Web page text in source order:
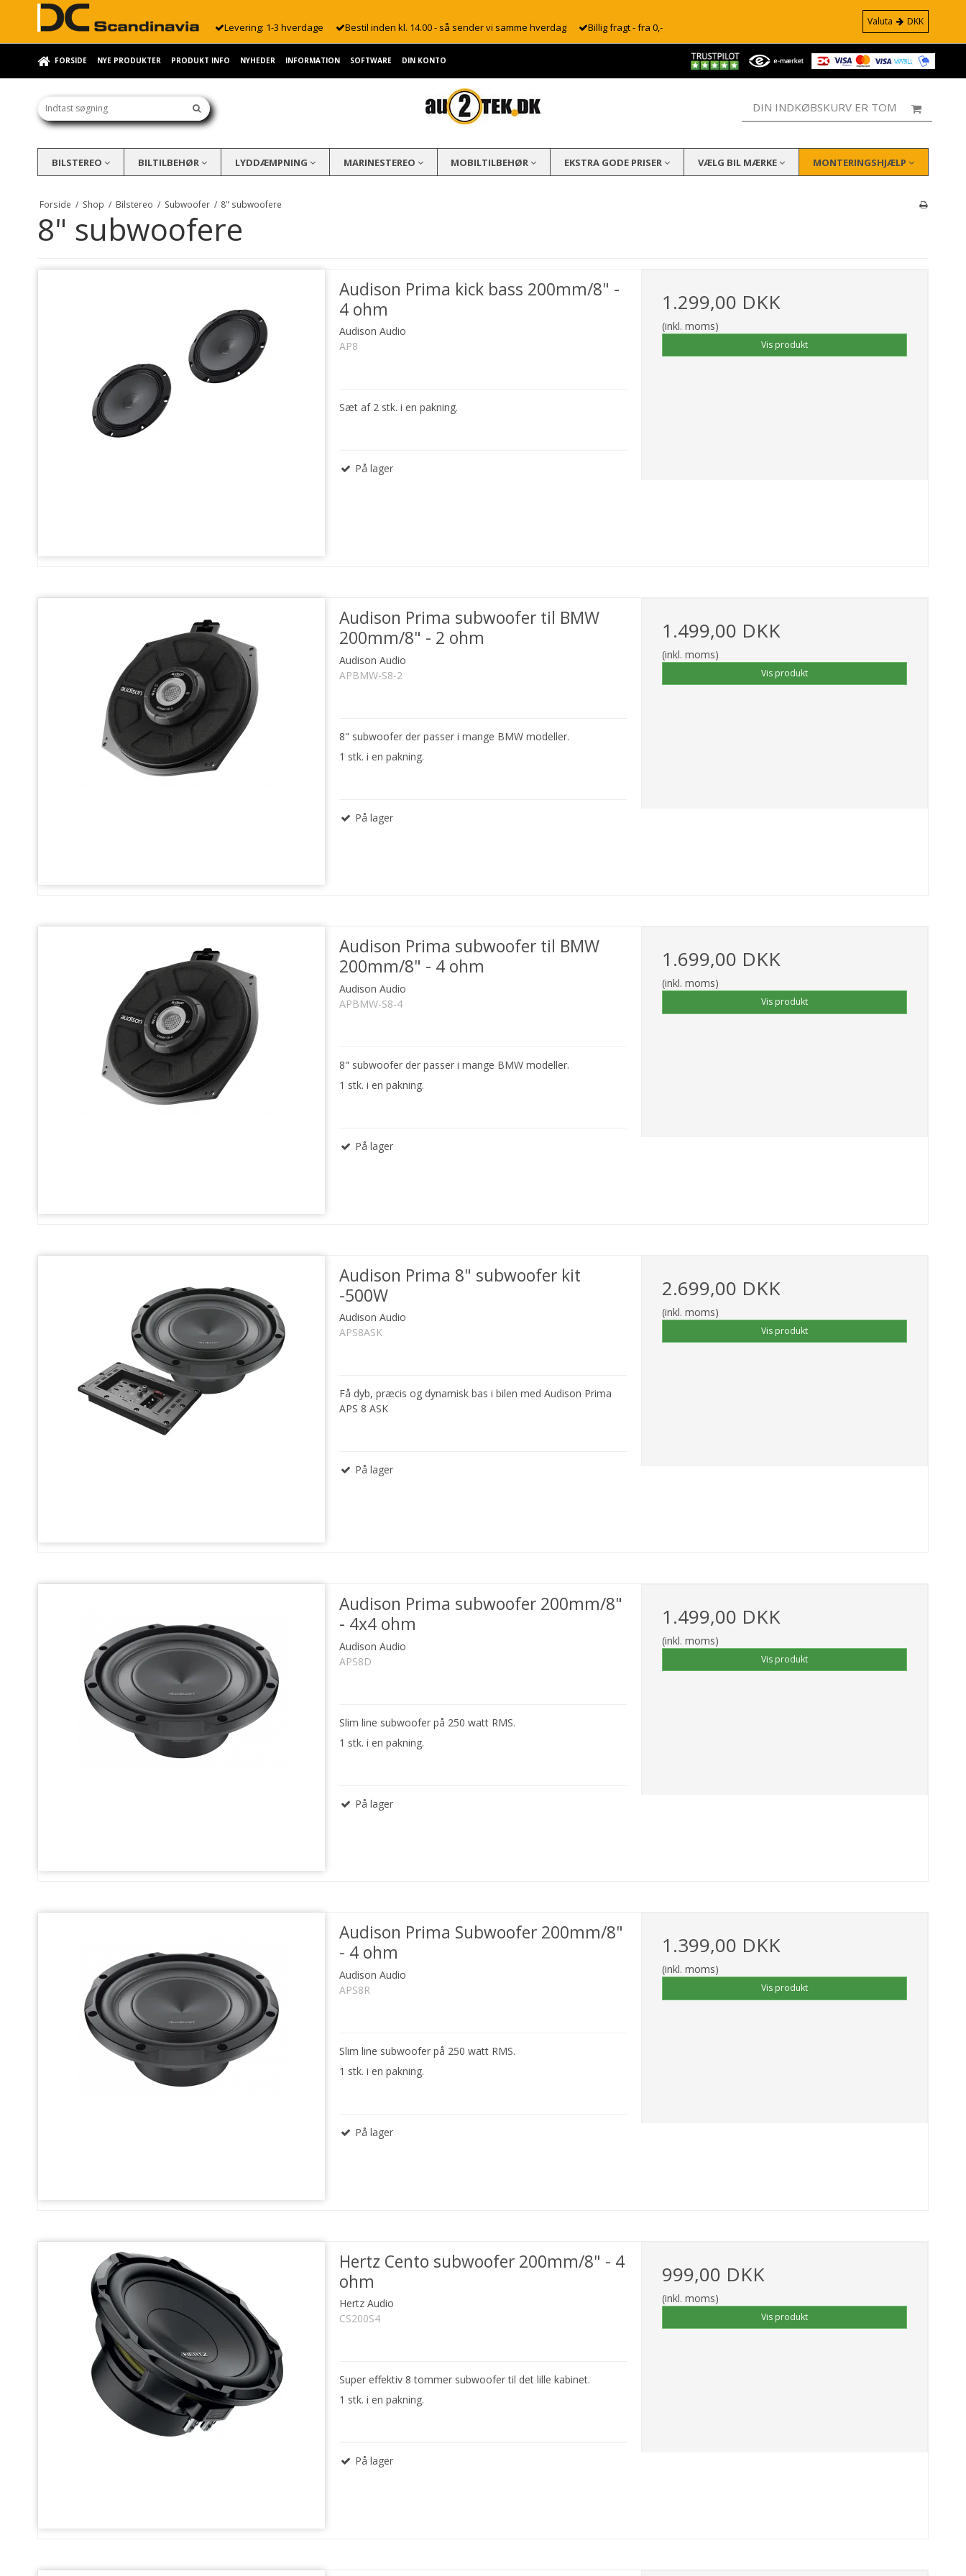
Levering: 1-3 hverdage Bestil inden kl. 14.00 - så sender vi samme hverdag Billig fragt - fra 0,- Valuta DKK
FORSIDE NYE PRODUKTER PRODUKT INFO NYHEDER INFORMATION SOFTWARE DIN KONTO
DIN INDKØBSKURV ER TOM
BILSTEREO BILTILBEHØR LYDDÆMPNING MARINESTEREO MOBILTILBEHØR EKSTRA GODE PRISER VÆLG BIL MÆRKE MONTERINGSHJÆLP
Forside / Shop / Bilstereo / Subwoofer / 8" subwoofere
8" subwoofere
Audison Prima kick bass 200mm/8" -
4 ohm
Audison Audio
AP8
Sæt af 2 stk. i en pakning.
På lager
1.299,00 DKK
(inkl. moms)
Vis produkt
Audison Prima subwoofer til BMW
200mm/8" - 2 ohm
Audison Audio
APBMW-S8-2
8" subwoofer der passer i mange BMW modeller.
1 stk. i en pakning.
På lager
1.499,00 DKK
(inkl. moms)
Vis produkt
Audison Prima subwoofer til BMW
200mm/8" - 4 ohm
Audison Audio
APBMW-S8-4
8" subwoofer der passer i mange BMW modeller.
1 stk. i en pakning.
På lager
1.699,00 DKK
(inkl. moms)
Vis produkt
Audison Prima 8" subwoofer kit
-500W
Audison Audio
APS8ASK
Få dyb, præcis og dynamisk bas i bilen med Audison Prima
APS 8 ASK
På lager
2.699,00 DKK
(inkl. moms)
Vis produkt
Audison Prima subwoofer 200mm/8"
- 4x4 ohm
Audison Audio
APS8D
Slim line subwoofer på 250 watt RMS.
1 stk. i en pakning.
På lager
1.499,00 DKK
(inkl. moms)
Vis produkt
Audison Prima Subwoofer 200mm/8"
- 4 ohm
Audison Audio
APS8R
Slim line subwoofer på 250 watt RMS.
1 stk. i en pakning.
På lager
1.399,00 DKK
(inkl. moms)
Vis produkt
Hertz Cento subwoofer 200mm/8" - 4
ohm
Hertz Audio
CS200S4
Super effektiv 8 tommer subwoofer til det lille kabinet.
1 stk. i en pakning.
På lager
999,00 DKK
(inkl. moms)
Vis produkt